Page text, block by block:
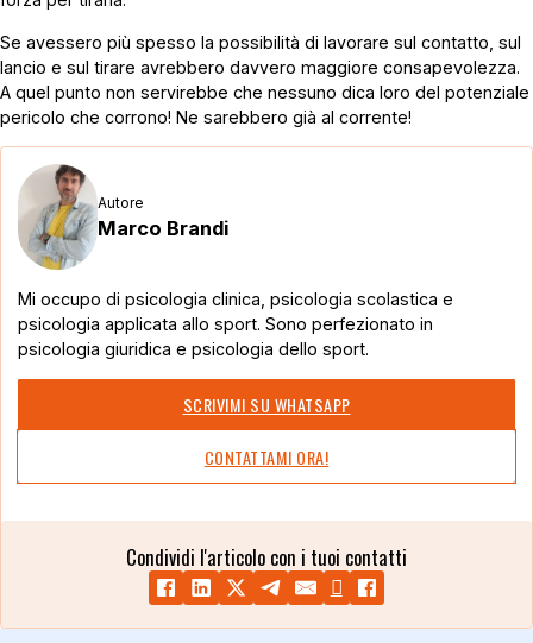
Se avessero più spesso la possibilità di lavorare sul contatto, sul
lancio e sul tirare avrebbero davvero maggiore consapevolezza.
A quel punto non servirebbe che nessuno dica loro del potenziale
pericolo che corrono! Ne sarebbero già al corrente!
Autore
Marco Brandi
Mi occupo di psicologia clinica, psicologia scolastica e
psicologia applicata allo sport. Sono perfezionato in
psicologia giuridica e psicologia dello sport.
SCRIVIMI SU WHATSAPP
CONTATTAMI ORA!
Condividi l'articolo con i tuoi contatti